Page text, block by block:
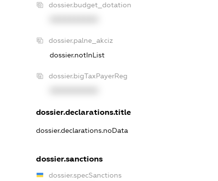
dossier.budget_dotation
dossier.palne_akciz
dossier.notInList
dossier.bigTaxPayerReg
dossier.declarations.title
dossier.declarations.noData
dossier.sanctions
dossier.specSanctions